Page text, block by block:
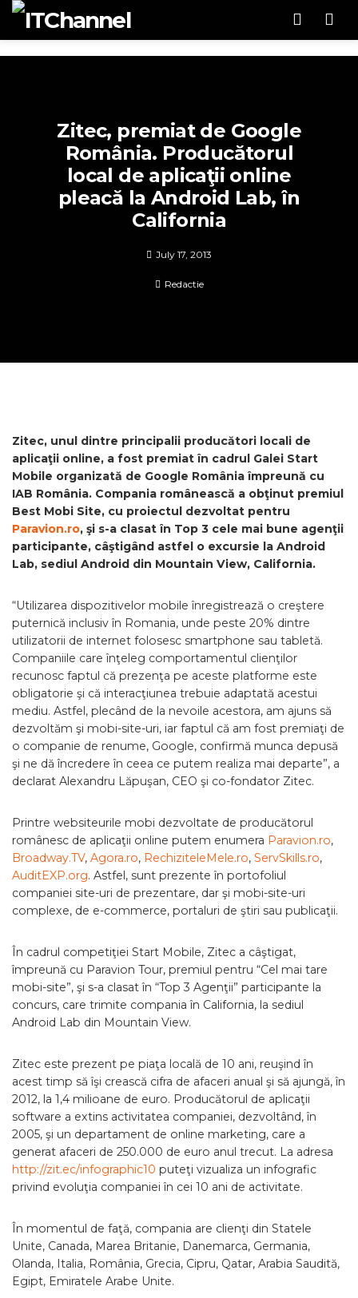
Zitec, premiat de Google
România. Producătorul
local de aplicaţii online
pleacă la Android Lab, în
California
July 17, 2013
Redactie
Zitec, unul dintre principalii producători locali de
aplicaţii online, a fost premiat în cadrul Galei Start
Mobile organizată de Google România împreună cu
IAB România. Compania românească a obţinut premiul
Best Mobi Site, cu proiectul dezvoltat pentru
Paravion.ro, şi s-a clasat în Top 3 cele mai bune agenţii
participante, câştigând astfel o excursie la Android
Lab, sediul Android din Mountain View, California.
“Utilizarea dispozitivelor mobile înregistrează o creştere
puternică inclusiv în Romania, unde peste 20% dintre
utilizatorii de internet folosesc smartphone sau tabletă.
Companiile care înţeleg comportamentul clienţilor
recunosc faptul că prezenţa pe aceste platforme este
obligatorie şi că interacţiunea trebuie adaptată acestui
mediu. Astfel, plecând de la nevoile acestora, am ajuns să
dezvoltăm şi mobi-site-uri, iar faptul că am fost premiaţi de
o companie de renume, Google, confirmă munca depusă
şi ne dă încredere în ceea ce putem realiza mai departe”, a
declarat Alexandru Lăpuşan, CEO şi co-fondator Zitec.
Printre websiteurile mobi dezvoltate de producătorul
românesc de aplicaţii online putem enumera Paravion.ro,
Broadway.TV, Agora.ro, RechiziteleMele.ro, ServSkills.ro,
AuditEXP.org. Astfel, sunt prezente în portofoliul
companiei site-uri de prezentare, dar şi mobi-site-uri
complexe, de e-commerce, portaluri de ştiri sau publicaţii.
În cadrul competiţiei Start Mobile, Zitec a câştigat,
împreună cu Paravion Tour, premiul pentru “Cel mai tare
mobi-site”, şi s-a clasat în “Top 3 Agenţii” participante la
concurs, care trimite compania în California, la sediul
Android Lab din Mountain View.
Zitec este prezent pe piaţa locală de 10 ani, reuşind în
acest timp să îşi crească cifra de afaceri anual şi să ajungă, în
2012, la 1,4 milioane de euro. Producătorul de aplicaţii
software a extins activitatea companiei, dezvoltând, în
2005, şi un departament de online marketing, care a
generat afaceri de 250.000 de euro anul trecut. La adresa
http://zit.ec/infographic10 puteţi vizualiza un infografic
privind evoluţia companiei în cei 10 ani de activitate.
În momentul de faţă, compania are clienţi din Statele
Unite, Canada, Marea Britanie, Danemarca, Germania,
Olanda, Italia, România, Grecia, Cipru, Qatar, Arabia Saudită,
Egipt, Emiratele Arabe Unite.